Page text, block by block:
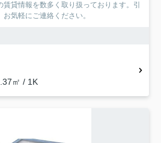
貸情報を数多く取り扱っております。引
気軽にご連絡ください。
㎡ / 1K